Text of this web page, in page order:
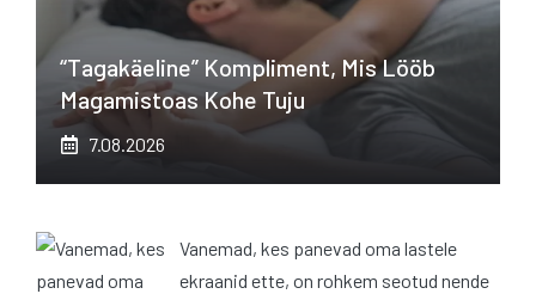
“Tagakäeline” Kompliment, Mis Lööb
Magamistoas Kohe Tuju
7.08.2026
Vanemad, kes panevad oma lastele
ekraanid ette, on rohkem seotud nende